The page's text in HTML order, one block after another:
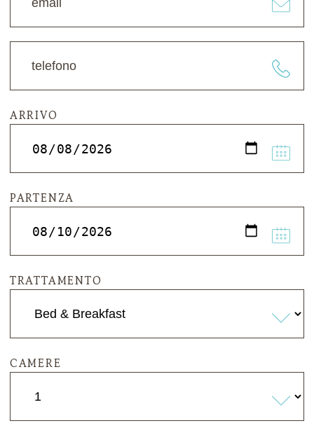
ARRIVO
PARTENZA
TRATTAMENTO
CAMERE